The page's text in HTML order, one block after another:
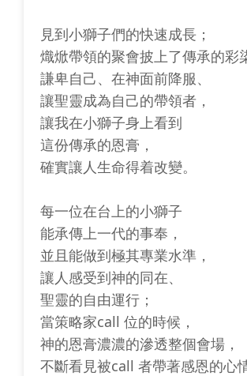
見到小獅子們的快速成長；
熾焮帶領的聚會披上了傳承的彩
謙卑自己、在神面前降服、
讓聖靈成為自己的帶領者，
讓我在小獅子身上看到
這份傳承的恩膏，
確實讓人生命得着改變。
每一位在台上的小獅子
能承傳上一代的事奉，
並且能做到極其專業水準，
讓人感受到神的同在、
聖靈的自由運行；
當策略家call 位的時候，
神的恩膏濃濃的滲透整個會場，
不斷看見被call 者帶著感恩的心